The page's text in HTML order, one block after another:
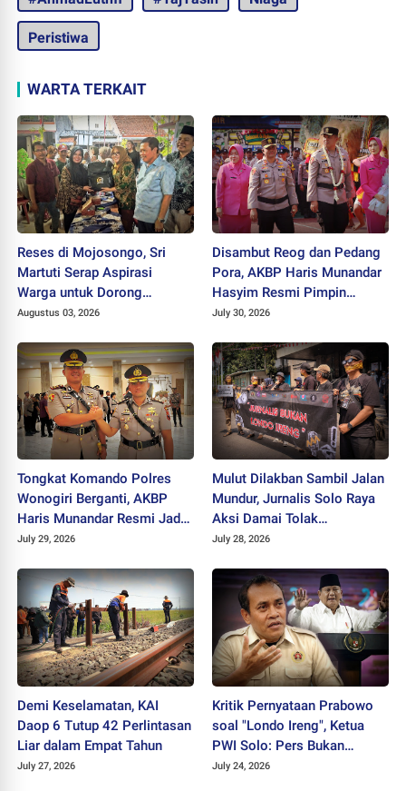
Peristiwa
WARTA TERKAIT
Reses di Mojosongo, Sri
Martuti Serap Aspirasi
Warga untuk Dorong
Ekonomi Kreatif dan Kota
Augustus 03, 2026
Disambut Reog dan Pedang
Pora, AKBP Haris Munandar
Hasyim Resmi Pimpin
Polres Wonogiri
July 30, 2026
Tongkat Komando Polres
Wonogiri Berganti, AKBP
Haris Munandar Resmi Jadi
Kapolres Baru
July 29, 2026
Mulut Dilakban Sambil Jalan
Mundur, Jurnalis Solo Raya
Aksi Damai Tolak
Stigmatisasi "Londo Ireng"
July 28, 2026
Demi Keselamatan, KAI
Daop 6 Tutup 42 Perlintasan
Liar dalam Empat Tahun
July 27, 2026
Kritik Pernyataan Prabowo
soal "Londo Ireng", Ketua
PWI Solo: Pers Bukan
Musuh Pemerintah
July 24, 2026